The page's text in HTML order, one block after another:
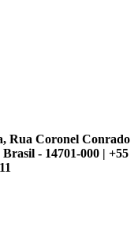
Rua Coronel Conrado
- 14701-000 | +55